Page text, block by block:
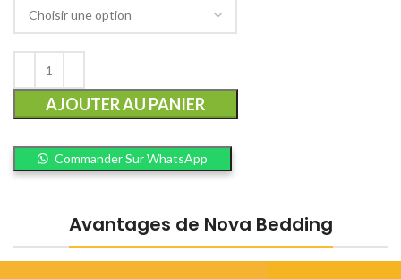
AJOUTER AU PANIER
Commander Sur WhatsApp
Avantages de Nova Bedding